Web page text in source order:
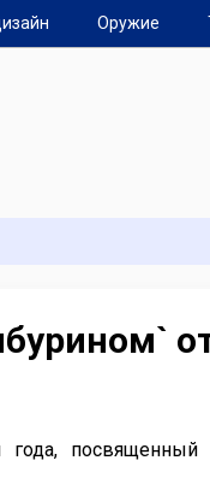
Оружие
года,